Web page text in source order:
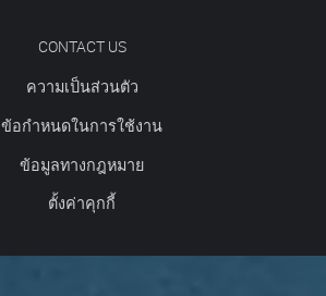
CONTACT US
ความเป็นส่วนตัว
ข้อกำหนดในการใช้งาน
ข้อมูลทางกฎหมาย
ตั้งค่าคุกกี้